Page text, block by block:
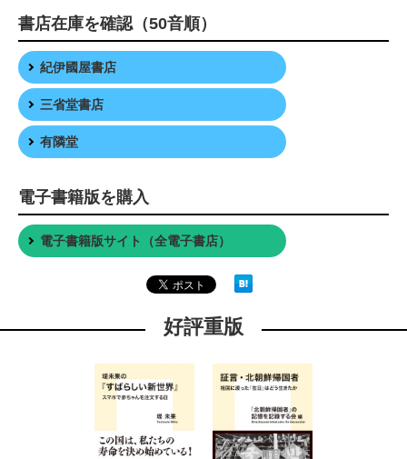
書店在庫を確認（50音順）
紀伊國屋書店
三省堂書店
有隣堂
電子書籍版を購入
電子書籍版サイト（全電子書店）
好評重版